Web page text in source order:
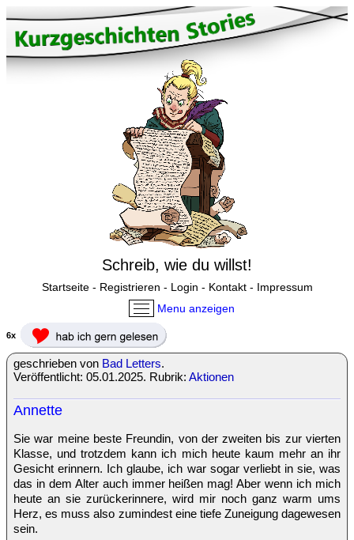
Schreib, wie du willst!
Startseite- Registrieren - Login - Kontakt- Impressum
Menu anzeigen
6x
geschrieben von Bad Letters.
Veröffentlicht: 05.01.2025. Rubrik: Aktionen
Annette
Sie war meine beste Freundin, von der zweiten bis zur vierten
Klasse, und trotzdem kann ich mich heute kaum mehr an ihr
Gesicht erinnern. Ich glaube, ich war sogar verliebt in sie, was
das in dem Alter auch immer heißen mag! Aber wenn ich mich
heute an sie zurückerinnere, wird mir noch ganz warm ums
Herz, es muss also zumindest eine tiefe Zuneigung dagewesen
sein.